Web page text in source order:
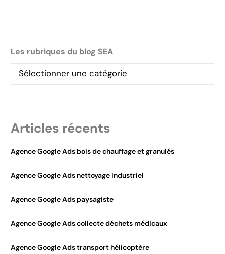
Les rubriques du blog SEA
Articles récents
Agence Google Ads bois de chauffage et granulés
Agence Google Ads nettoyage industriel
Agence Google Ads paysagiste
Agence Google Ads collecte déchets médicaux
Agence Google Ads transport hélicoptère